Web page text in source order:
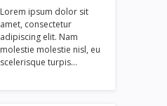
Lorem ipsum dolor sit
amet, consectetur
adipiscing elit. Nam
molestie molestie nisl, eu
scelerisque turpis…